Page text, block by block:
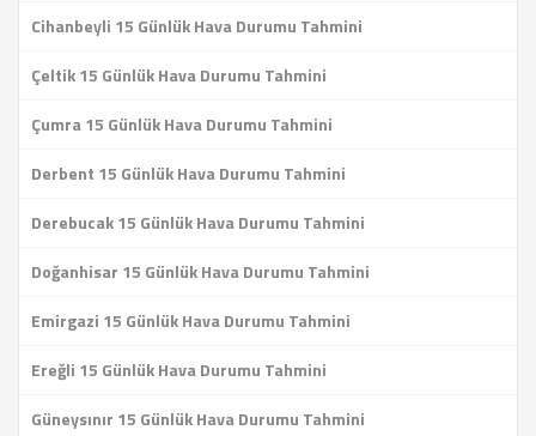
Cihanbeyli 15 Günlük Hava Durumu Tahmini
Çeltik 15 Günlük Hava Durumu Tahmini
Çumra 15 Günlük Hava Durumu Tahmini
Derbent 15 Günlük Hava Durumu Tahmini
Derebucak 15 Günlük Hava Durumu Tahmini
Doğanhisar 15 Günlük Hava Durumu Tahmini
Emirgazi 15 Günlük Hava Durumu Tahmini
Ereğli 15 Günlük Hava Durumu Tahmini
Güneysınır 15 Günlük Hava Durumu Tahmini